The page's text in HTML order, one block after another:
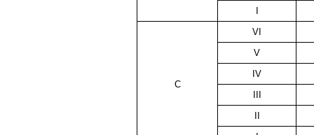
C
VI
V
IV